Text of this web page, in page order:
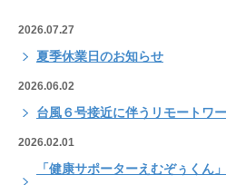
2026.07.27
夏季休業日のお知らせ
2026.06.02
台風６号接近に伴うリモートワ
2026.02.01
「健康サポーターえむぞぅくん